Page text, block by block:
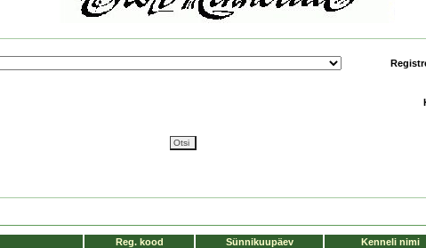
Reg. kood Sünnikuupäev Kenneli nimi